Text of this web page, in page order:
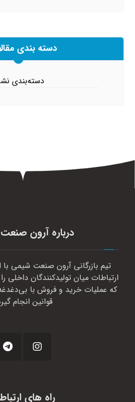
دسته بندی
دسته‌بندی
درباره آرون
تیم بازرگانی آرون صنعت شیمی با
ارتباطات میان تولیدکنندگان داخلی
که عملیات خرید و فروش با
قوانین انجام
راه های